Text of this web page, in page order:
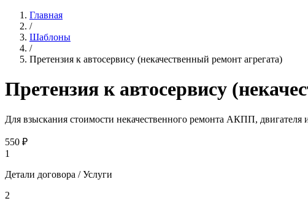
Главная
/
Шаблоны
/
Претензия к автосервису (некачественный ремонт агрегата)
Претензия к автосервису
Для взыскания стоимости некачественного ремонта АКПП, двигателя
550 ₽
1
Детали договора / Услуги
2